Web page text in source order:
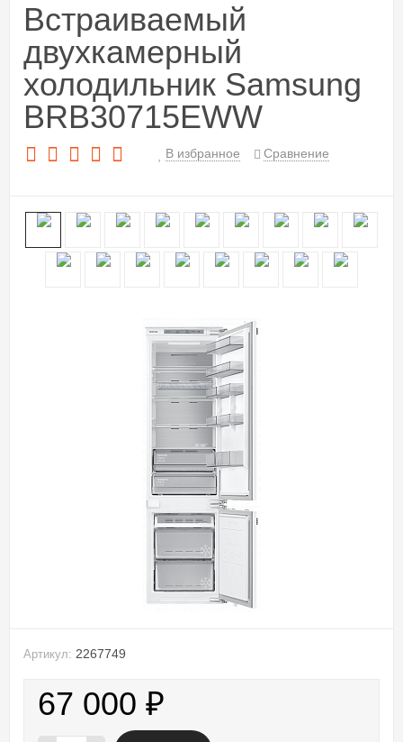
Встраиваемый
двухкамерный
холодильник Samsung
BRB30715EWW
В избранное Сравнение
Артикул: 2267749
67 000 ₽